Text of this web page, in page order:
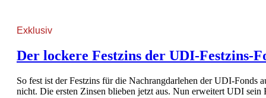
Exklusiv
Der lockere Festzins der UDI-Festzins-
So fest ist der Festzins für die Nachrangdarlehen der UDI-Fonds
nicht. Die ersten Zinsen blieben jetzt aus. Nun erweitert UDI sein